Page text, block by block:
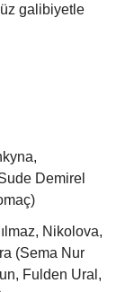
galibiyetle
Demirel
Nikolova,
(Sema Nur
Fulden Ural,